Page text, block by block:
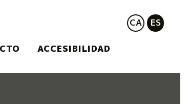
CA ES
ACCESIBILIDAD